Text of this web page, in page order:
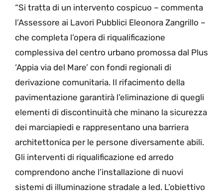
“Si tratta di un intervento cospicuo – commenta
l’Assessore ai Lavori Pubblici Eleonora Zangrillo –
che completa l’opera di riqualificazione
complessiva del centro urbano promossa dal Plus
‘Appia via del Mare’ con fondi regionali di
derivazione comunitaria. Il rifacimento della
pavimentazione garantirà l’eliminazione di quegli
elementi di discontinuità che minano la sicurezza
dei marciapiedi e rappresentano una barriera
architettonica per le persone diversamente abili.
Gli interventi di riqualificazione ed arredo
comprendono anche l’installazione di nuovi
sistemi di illuminazione stradale a led. L’obiettivo